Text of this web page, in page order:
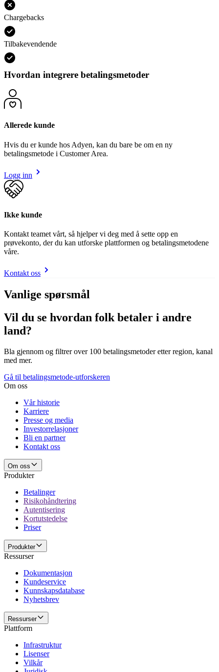
Chargebacks
Tilbakevendende
Hvordan integrere betalingsmetoder
Allerede kunde
Hvis du er kunde hos Adyen, kan du bare be om en ny
betalingsmetode i Customer Area.
Logg inn
Ikke kunde
Kontakt teamet vårt, så hjelper vi deg med å sette opp en
prøvekonto, der du kan utforske plattformen og betalingsmetodene
våre.
Kontakt oss
Vanlige spørsmål
Vil du se hvordan folk betaler i andre
land?
Bla gjennom og filtrer over 100 betalingsmetoder etter region, kanal
med mer.
Gå til betalingsmetode-utforskeren
Om oss
Vår historie
Karriere
Presse og media
Investorrelasjoner
Bli en partner
Kontakt oss
Om oss
Produkter
Betalinger
Risikohåndtering
Autentisering
Kortutstedelse
Priser
Produkter
Ressurser
Dokumentasjon
Kundeservice
Kunnskapsdatabase
Nyhetsbrev
Ressurser
Plattform
Infrastruktur
Lisenser
Vilkår